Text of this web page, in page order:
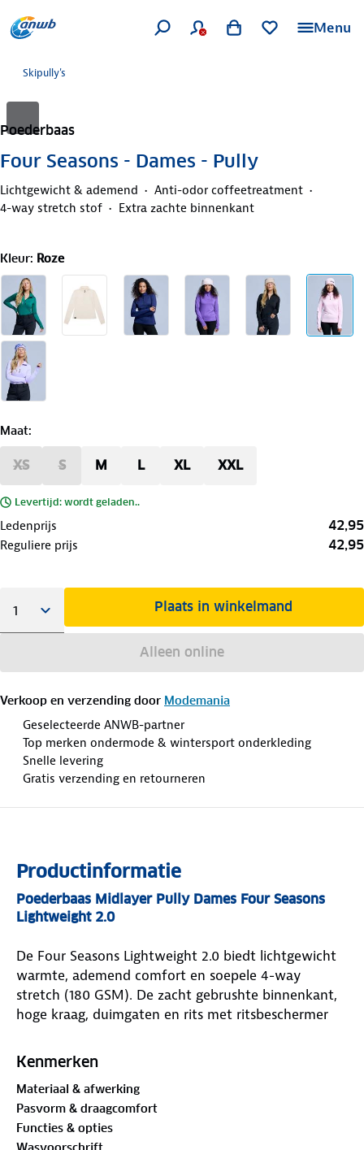
Menu
Skipully's
Poederbaas
Four Seasons - Dames - Pully
Lichtgewicht & ademend
Anti-odor coffeetreatment
4-way stretch stof
Extra zachte binnenkant
Kleur: Roze
Maat:
XS S M L XL XXL
Levertijd: wordt geladen..
Ledenprijs 42,95
Reguliere prijs 42,95
Plaats in winkelmand
Alleen online
Verkoop en verzending door Modemania
Geselecteerde ANWB-partner
Top merken ondermode & wintersport onderkleding
Snelle levering
Gratis verzending en retourneren
Productinformatie
Poederbaas Midlayer Pully Dames Four Seasons
Lightweight 2.0
De Four Seasons Lightweight 2.0 biedt lichtgewicht
warmte, ademend comfort en soepele 4-way
stretch (180 GSM). De zacht gebrushte binnenkant,
hoge kraag, duimgaten en rits met ritsbeschermer
coffeetreatment houdt de pully langer fris. Regular
fit, ideaal als basislaag of midlayer. Verkrijgbaar in
verschillende kleuren.
Kenmerken
Materiaal & afwerking
Pasvorm & draagcomfort
Functies & opties